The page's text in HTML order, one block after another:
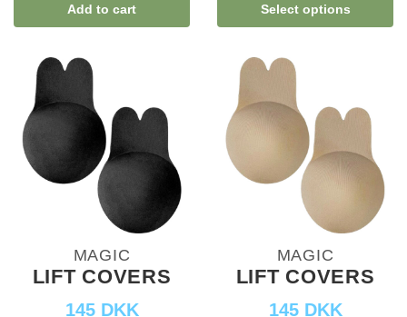
Add to cart Select options
MAGIC
LIFT COVERS
145 DKK
MAGIC
LIFT COVERS
145 DKK